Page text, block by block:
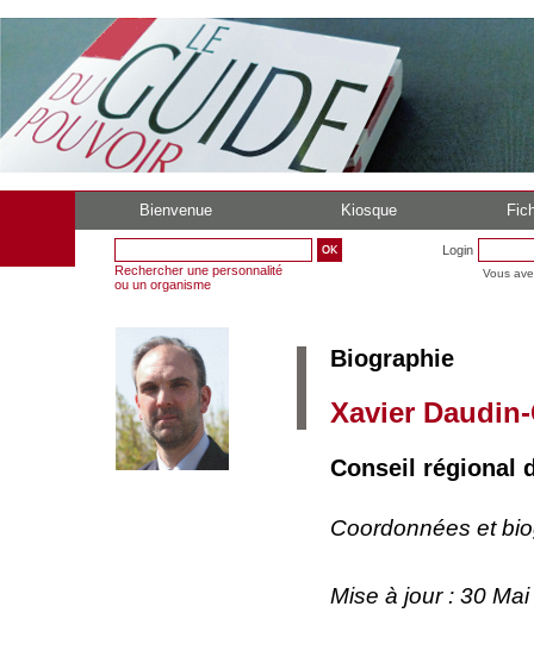
Bienvenue Kiosque
Rechercher une personnalité
ou un organisme
Login
Vous
Biographie
Xavier
Conseil régional
Coordonnées et
Mise à jour : 30